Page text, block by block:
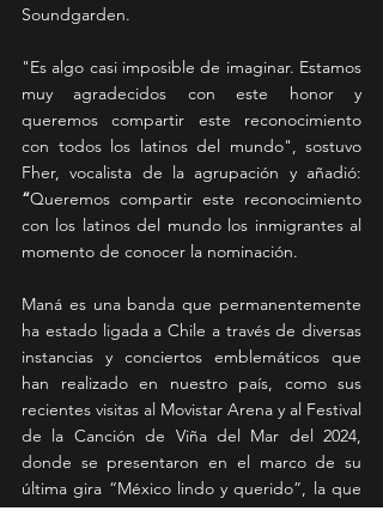
Soundgarden.
"Es algo casi imposible de imaginar. Estamos
muy agradecidos con este honor y
queremos compartir este reconocimiento
con todos los latinos del mundo", sostuvo
“Queremos compartir este reconocimiento
con los latinos del mundo los inmigrantes al
momento de conocer la nominación.
Maná es una banda que permanentemente
ha estado ligada a Chile a través de diversas
instancias y conciertos emblemáticos que
han realizado en nuestro país, como sus
recientes visitas al Movistar Arena y al Festival
de la Canción de Viña del Mar del 2024,
donde se presentaron en el marco de su
última gira “México lindo y querido”, la que